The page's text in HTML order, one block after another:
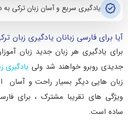
یادگیری سریع و آسان زبان ترکی به
آیا برای فارسی زبانان یادگیری
برای یادگیری هر زبان جدید زبان
جدیدی روبرو خواهند شد ولی یادگیری
زبان هایی دیگر بسیار راحت و
ویژگی های تقریبا مشترک ، برای
ساده است.